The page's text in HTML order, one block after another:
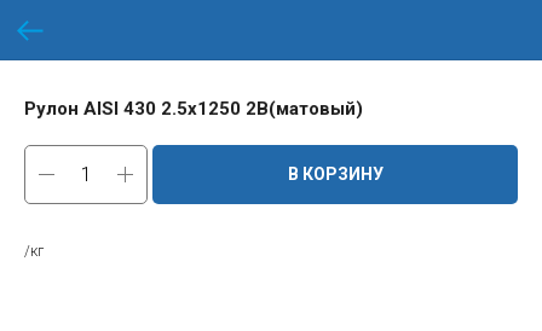
Рулон AISI 430 2.5х1250 2B(матовый)
В КОРЗИНУ
/кг